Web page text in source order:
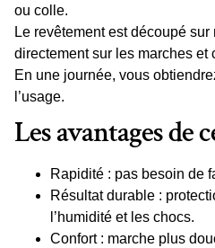
ou colle.
Le revêtementest découpé sur
directement sur les marches et
En une journée, vous
l’usage.
Les avantages de
Rapidité : pas besoin de
Résultat durable :
l’humidité et les chocs.
Confort: marche plus